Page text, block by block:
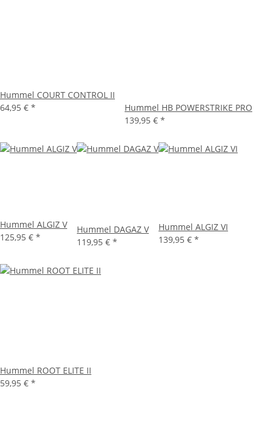
Hummel COURT CONTROL II
64,95 € *
Hummel HB POWERSTRIKE PRO
139,95 € *
Hummel ALGIZ V
125,95 € *
Hummel DAGAZ V
119,95 € *
Hummel ALGIZ VI
139,95 € *
Hummel ROOT ELITE II
59,95 € *